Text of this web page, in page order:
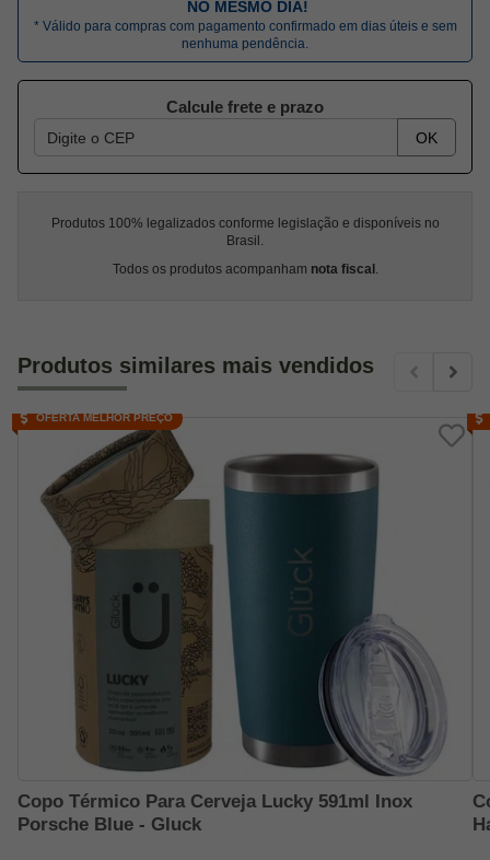
NO MESMO DIA!
* Válido para compras com pagamento confirmado em dias úteis e sem
nenhuma pendência.
Calcule frete e prazo
OK
Produtos 100% legalizados conforme legislação e disponíveis no
Brasil.
Todos os produtos acompanham nota fiscal .
Produtos similares mais vendidos
Copo Térmico Para Cerveja Lucky 591ml Inox
Porsche Blue - Gluck
OFERTA MELHOR PREÇO